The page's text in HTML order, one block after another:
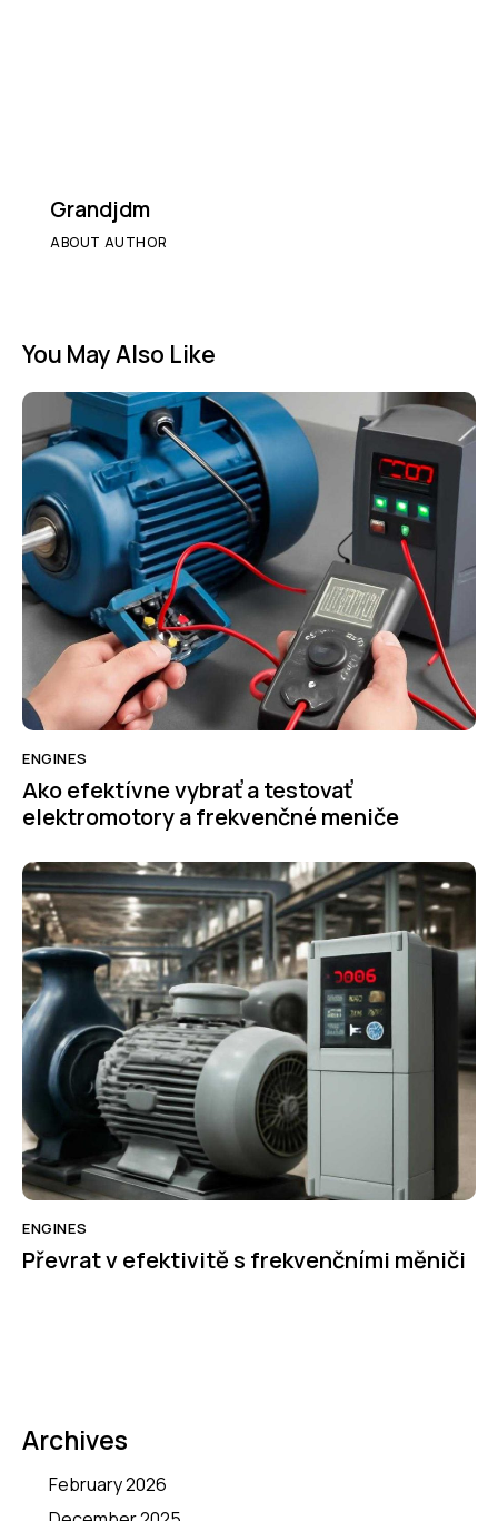
Grandjdm
ABOUT AUTHOR
You May Also Like
ENGINES
Ako efektívne vybrať a testovať
elektromotory a frekvenčné meniče
ENGINES
Převrat v efektivitě s frekvenčními měniči
Archives
February 2026